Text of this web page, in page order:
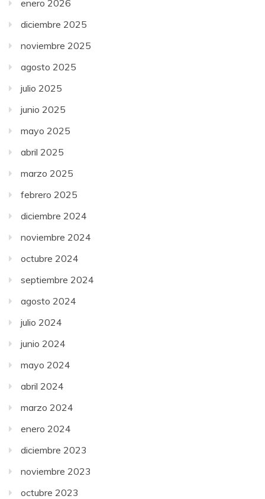
enero 2026
diciembre 2025
noviembre 2025
agosto 2025
julio 2025
junio 2025
mayo 2025
abril 2025
marzo 2025
febrero 2025
diciembre 2024
noviembre 2024
octubre 2024
septiembre 2024
agosto 2024
julio 2024
junio 2024
mayo 2024
abril 2024
marzo 2024
enero 2024
diciembre 2023
noviembre 2023
octubre 2023